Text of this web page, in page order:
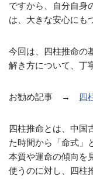
ですから、自分自身
は、大きな安心にも
今回は、四柱推命の
解き方について、丁
お勧め記事 → 四
四柱推命とは、中国
た時間から「命式」
本質や運命の傾向を
使うのに対し、四柱